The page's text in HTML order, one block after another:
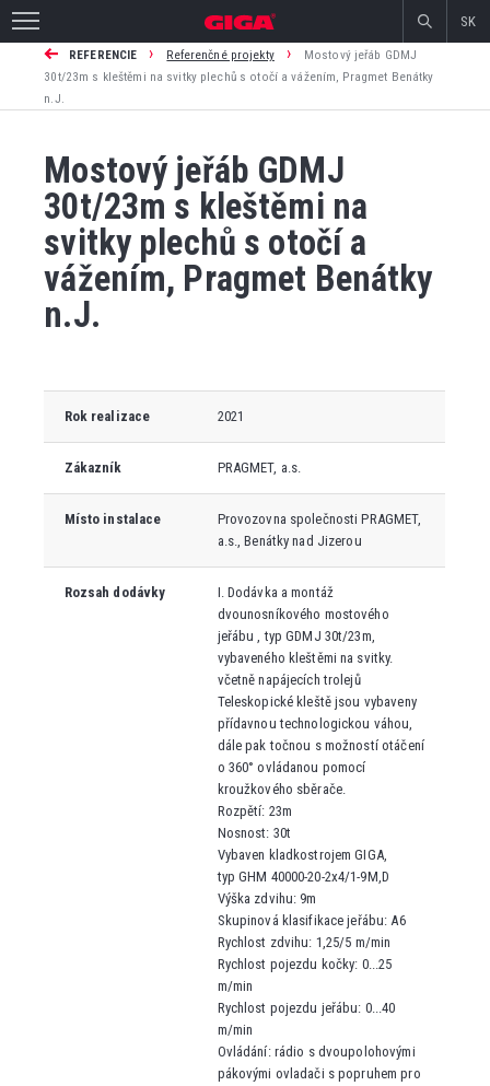
SK
REFERENCIE › Referenčné projekty ›
Mostový jeřáb GDMJ
30t/23m s kleštěmi na svitky plechů s otočí a vážením, Pragmet Benátky
n.J.
Mostový jeřáb GDMJ
30t/23m s kleštěmi na
svitky plechů s otočí a
vážením, Pragmet Benátky
n.J.
Rok realizace 2021
Zákazník PRAGMET, a.s.
Místo instalace
Provozovna společnosti PRAGMET,
a.s., Benátky nad Jizerou
Rozsah dodávky
I. Dodávka a montáž
dvounosníkového mostového
jeřábu , typ GDMJ 30t/23m,
vybaveného kleštěmi na svitky.
včetně napájecích trolejů
Teleskopické kleště jsou vybaveny
přídavnou technologickou váhou,
dále pak točnou s možností otáčení
o 360° ovládanou pomocí
kroužkového sběrače.
Rozpětí: 23m
Nosnost: 30t
Vybaven kladkostrojem GIGA,
typ GHM 40000-20-2x4/1-9M,D
Výška zdvihu: 9m
Skupinová klasifikace jeřábu: A6
Rychlost zdvihu: 1,25/5 m/min
Rychlost pojezdu kočky: 0...25
m/min
Rychlost pojezdu jeřábu: 0...40
m/min
Ovládání: rádio s dvoupolohovými
pákovými ovladači s popruhem pro